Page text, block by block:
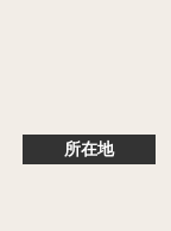
所在地